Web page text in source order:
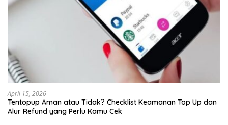
April 15, 2026
Tentopup Aman atau Tidak? Checklist Keamanan Top Up dan
Alur Refund yang Perlu Kamu Cek